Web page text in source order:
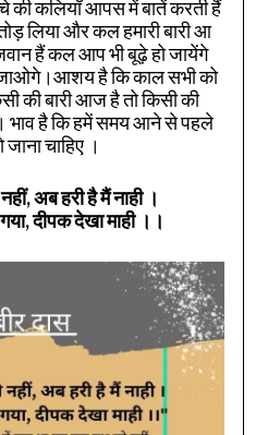
की कलियाँ आपस में बातें करती हैं
लिया और कल हमारी बारी आ
हैं कल आप भी बूढ़े हो जायेंगे
है कि काल सभी को
की बारी आज है तो किसी की
भाव है कि हमें समय आने से पहले
चाहिए ।
अब हरी है मैं नाही ।
दीपक देखा माही ।।